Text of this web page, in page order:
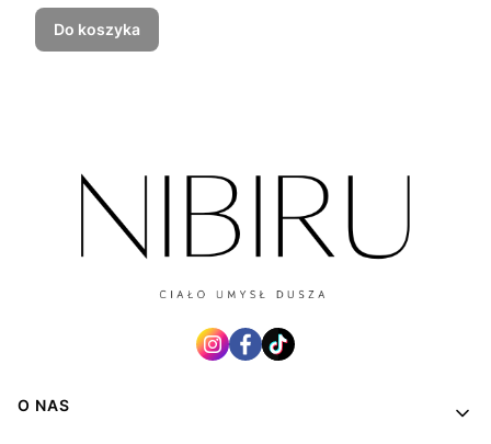
Do koszyka
Linki w stopce
O NAS